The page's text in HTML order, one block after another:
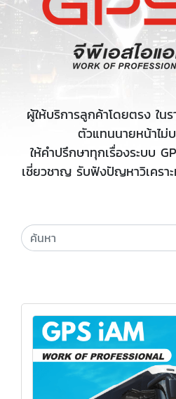
ผู้ให้บริการลูกค้าโดยตรง ใน
ตัวแทนนายหน้าไม่
ให้คำปรึกษาทุกเรื่องระบบ
เชี่ยวชาญ รับฟังปัญหาวิเคร